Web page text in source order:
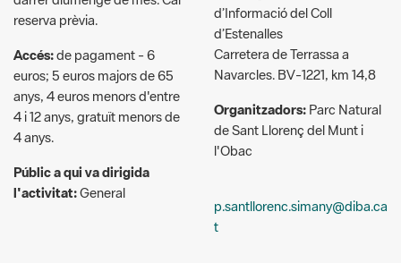
euros; 5 euros majors de 65
anys, 4 euros menors d'entre
4 i 12 anys, gratuït menors de
4 anys.
Públic a qui va dirigida
l'activitat: General
Navarcles. BV-1221, km 14,8
Organitzadors:
de Sant Llorenç del Munt i
p.santllorenc.simany@diba.ca